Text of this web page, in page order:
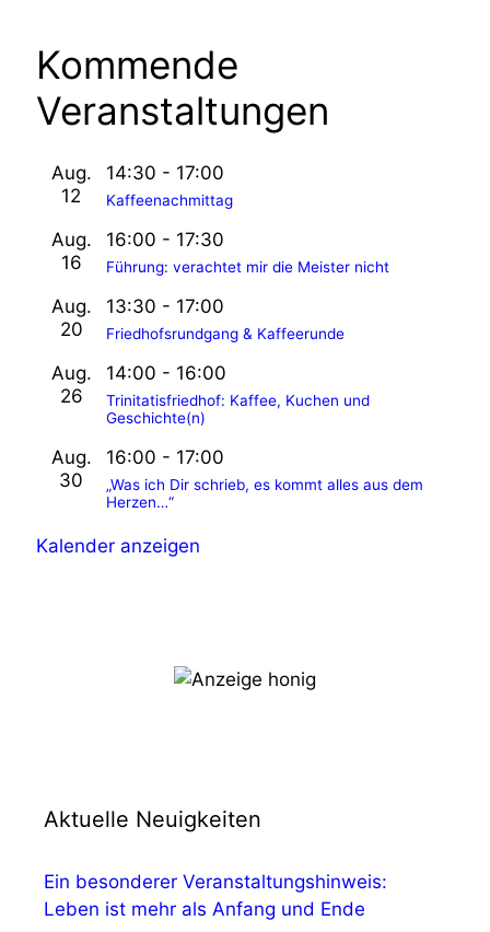
Kommende
Veranstaltungen
Aug.
12
14:30 - 17:00
Kaffeenachmittag
Aug.
16
16:00 - 17:30
Führung: verachtet mir die Meister nicht
Aug.
20
13:30 - 17:00
Friedhofsrundgang & Kaffeerunde
Aug.
26
14:00 - 16:00
Trinitatisfriedhof: Kaffee, Kuchen und
Geschichte(n)
Aug.
30
16:00 - 17:00
„Was ich Dir schrieb, es kommt alles aus dem
Herzen…“
Kalender anzeigen
Aktuelle Neuigkeiten
Ein besonderer Veranstaltungshinweis:
Leben ist mehr als Anfang und Ende